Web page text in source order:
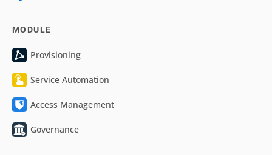
MODULE
Provisioning
Service Automation
Access Management
Governance